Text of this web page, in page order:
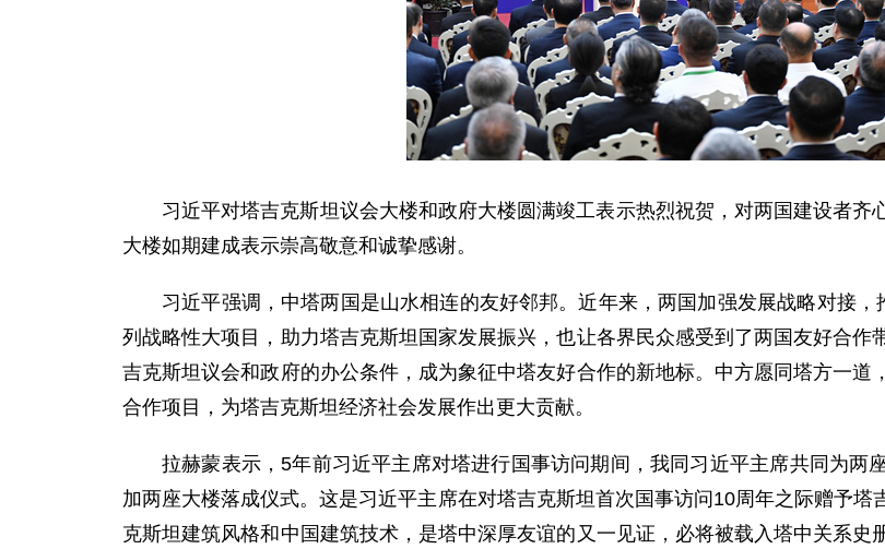
习近平对塔吉克斯坦议会大楼和政府大楼圆满竣工表示热烈祝贺，对两国建设者
大楼如期建成表示崇高敬意和诚挚感谢。
习近平强调，中塔两国是山水相连的友好邻邦。近年来，两国加强发展战略对接
列战略性大项目，助力塔吉克斯坦国家发展振兴，也让各界民众感受到了两国友好合
吉克斯坦议会和政府的办公条件，成为象征中塔友好合作的新地标。中方愿同塔方一
合作项目，为塔吉克斯坦经济社会发展作出更大贡献。
拉赫蒙表示，5年前习近平主席对塔进行国事访问期间，我同习近平主席共同为两
加两座大楼落成仪式。这是习近平主席在对塔吉克斯坦首次国事访问10周年之际赠予
克斯坦建筑风格和中国建筑技术，是塔中深厚友谊的又一见证，必将被载入塔中关系